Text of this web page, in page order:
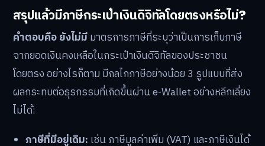
สรุปแล้วมีภาษีกระเป๋าเงินดิจิทัลโดยตรงหรือไม่?
คำตอบคือ ยังไม่มีมาตรการภาษีที่ระบุว่าเป็นการเก็บภาษี
จากยอดเงินคงเหลือในกระเป๋าเงินดิจิทัลของประชาชน
โดยตรง อย่างไรก็ตาม มีกลไกภาษีอย่างน้อย 3 รูปแบบที่ส่ง
ผลกระทบต่อธุรกรรมที่เกิดขึ้นผ่าน e-Wallet อย่างหลีกเลี่ยง
ไม่ได้:
ภาษีที่มีอยู่เดิม: เช่น ภาษีมูลค่าเพิ่ม (VAT) และภาษีเงินได้